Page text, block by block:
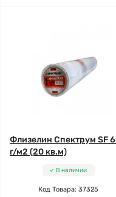
Флизелин Спектрум SF
г/м2 (20 кв.м)
В наличии
Код Товара: 37325